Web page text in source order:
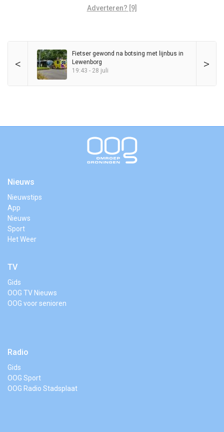
Adverteren? [9]
< >
Fietser gewond na botsing met lijnbus in
Lewenborg
19:43 - 28 juli
Nieuws
Nieuwstips
App
Nieuws
Sport
Het Weer
TV
Gids
OOG TV Nieuws
OOG voor senioren
Radio
Gids
OOG Sport
OOG Radio Stadsplaat